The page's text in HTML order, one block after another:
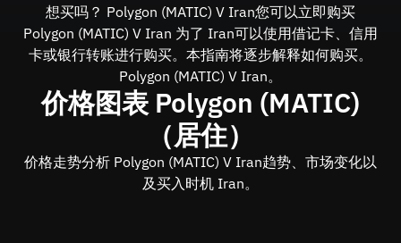
想买吗？ Polygon (MATIC) V Iran您可以立即购买
Polygon (MATIC) V Iran 为了 Iran可以使用借记卡、信用
卡或银行转账进行购买。本指南将逐步解释如何购买。
Polygon (MATIC) V Iran。
价格图表 Polygon (MATIC)
（居住）
价格走势分析 Polygon (MATIC) V Iran趋势、市场变化以
及买入时机 Iran。